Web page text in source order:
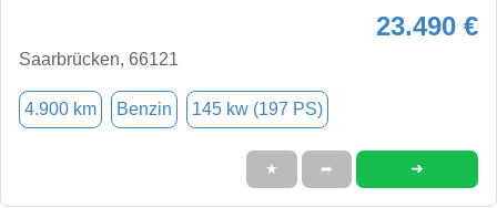
23.490 €
Saarbrücken, 66121
4.900 km Benzin 145 kw (197 PS)
★ ➦ ➜